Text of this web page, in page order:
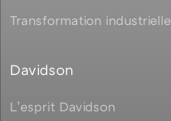
Transformation industrielle
Davidson
Lʼesprit Davidson